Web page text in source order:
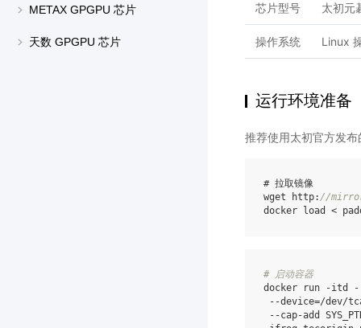
METAX GPGPU 芯片
天数 GPGPU 芯片
芯片型号 太初元
操作系统 Linux
运行环境准备
推荐使用太初官方发
# 拉取镜像
wget
http: //
docker
load <
# 启动容器
docker
run -itd
--device=/dev/
--cap-add